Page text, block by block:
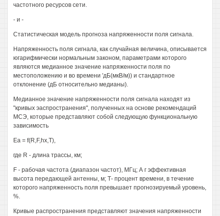
частотного ресурсов сети.
- и -
Статистическая модель прогноза напряженности поля сигнала.
Напряженность поля сигнала, как случайная величина, описывается
югарифмически нормальным законом, параметрами которого
являются медианное значение напряженности поля по
местоположению и во времени 'дБ(мкВ/м)) и стандартное
отклонение (дБ относительно медианы).
Медианное значение напряженности поля сигнала находят из
"кривых эаспространения", полученных на основе рекомендаций
МСЭ, которые представляют собой следующую функциональную
зависимость
Ea = f(R,F,hx,T),
где R - длина трассы, км;
F - рабочая частота (диапазон частот), МГц; А г эффективная
высота передающей антенны, м; Т- процент времени, в течение
которого напряженность поля превышает прогнозируемый уровень,
%.
Кривые распространения представляют значения напряженности